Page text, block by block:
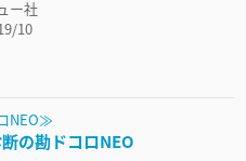
ー社
10
NEO≫
の勘ドコロNEO